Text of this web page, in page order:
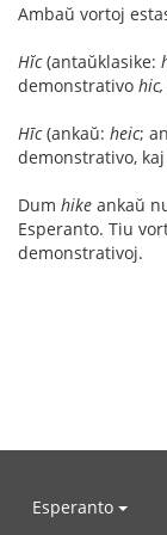
Ambaŭ vortoj
Hĭc(antaŭklasike:
demonstrativo
Hīc(ankaŭ: heic;
demonstrativo,
Dum hike ankaŭ
Esperanto. Tiu
demonstrativoj.
Esperanto